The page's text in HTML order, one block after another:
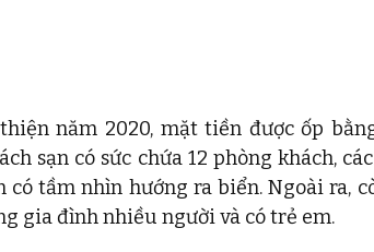
năm 2020, mặt tiền được ốp
sạn có sức chứa 12 phòng khách,
có tầm nhìn hướng ra biển. Ngoài ra,
gia đình nhiều người và có trẻ em.